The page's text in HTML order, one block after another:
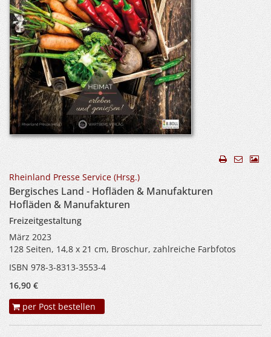
Rheinland Presse Service (Hrsg.)
Bergisches Land - Hofläden & Manufakturen
Hofläden & Manufakturen
Freizeitgestaltung
März 2023
128 Seiten, 14,8 x 21 cm, Broschur, zahlreiche Farbfotos
ISBN 978-3-8313-3553-4
16,90 €
per Post bestellen